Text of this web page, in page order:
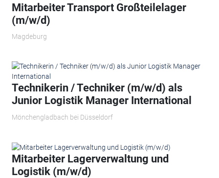
Mitarbeiter Transport Großteilelager
(m/w/d)
Magdeburg
Technikerin / Techniker (m/w/d) als
Junior Logistik Manager International
Mönchengladbach bei Düsseldorf
Mitarbeiter Lagerverwaltung und
Logistik (m/w/d)